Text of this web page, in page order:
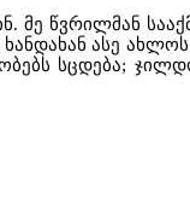
მე წვრილმან
ასე
სცდება;